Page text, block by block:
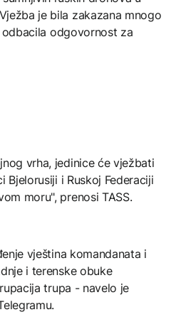
je bila zakazana mnogo
odbacila odgovornost za
vrha, jedinice će vježbati
Bjelorusiji i Ruskoj Federaciji
moru", prenosi TASS.
vještina komandanata i
i terenske obuke
trupa - navelo je